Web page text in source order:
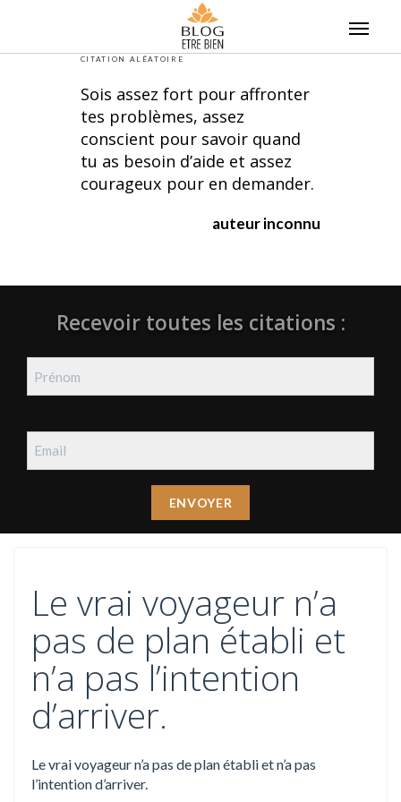
CITATION ALÉATOIRE
Sois assez fort pour affronter
tes problèmes, assez
conscient pour savoir quand
tu as besoin d’aide et assez
courageux pour en demander.
auteur inconnu
Recevoir toutes les citations :
Le vrai voyageur n’a
pas de plan établi et
n’a pas l’intention
d’arriver.
Le vrai voyageur n’a pas de plan établi et n’a pas
l’intention d’arriver.